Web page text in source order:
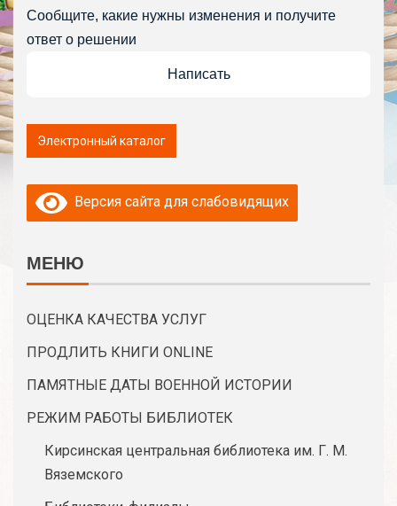
Сообщите, какие нужны изменения и получите
ответ о решении
Написать
Версия сайта для слабовидящих
МЕНЮ
ОЦЕНКА КАЧЕСТВА УСЛУГ
ПРОДЛИТЬ КНИГИ ONLINE
ПАМЯТНЫЕ ДАТЫ ВОЕННОЙ ИСТОРИИ
РЕЖИМ РАБОТЫ БИБЛИОТЕК
Кирсинская центральная библиотека им. Г. М.
Вяземского